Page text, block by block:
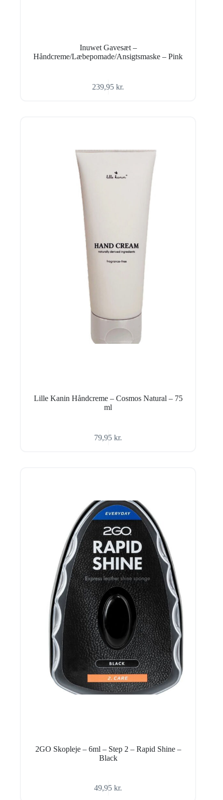
Inuwet Gavesæt –
Håndcreme/Læbepomade/Ansigtsmaske – Pink
239,95kr.
Lille Kanin Håndcreme – Cosmos Natural – 75
ml
79,95kr.
2GO Skopleje – 6ml – Step 2 – Rapid Shine –
Black
49,95kr.